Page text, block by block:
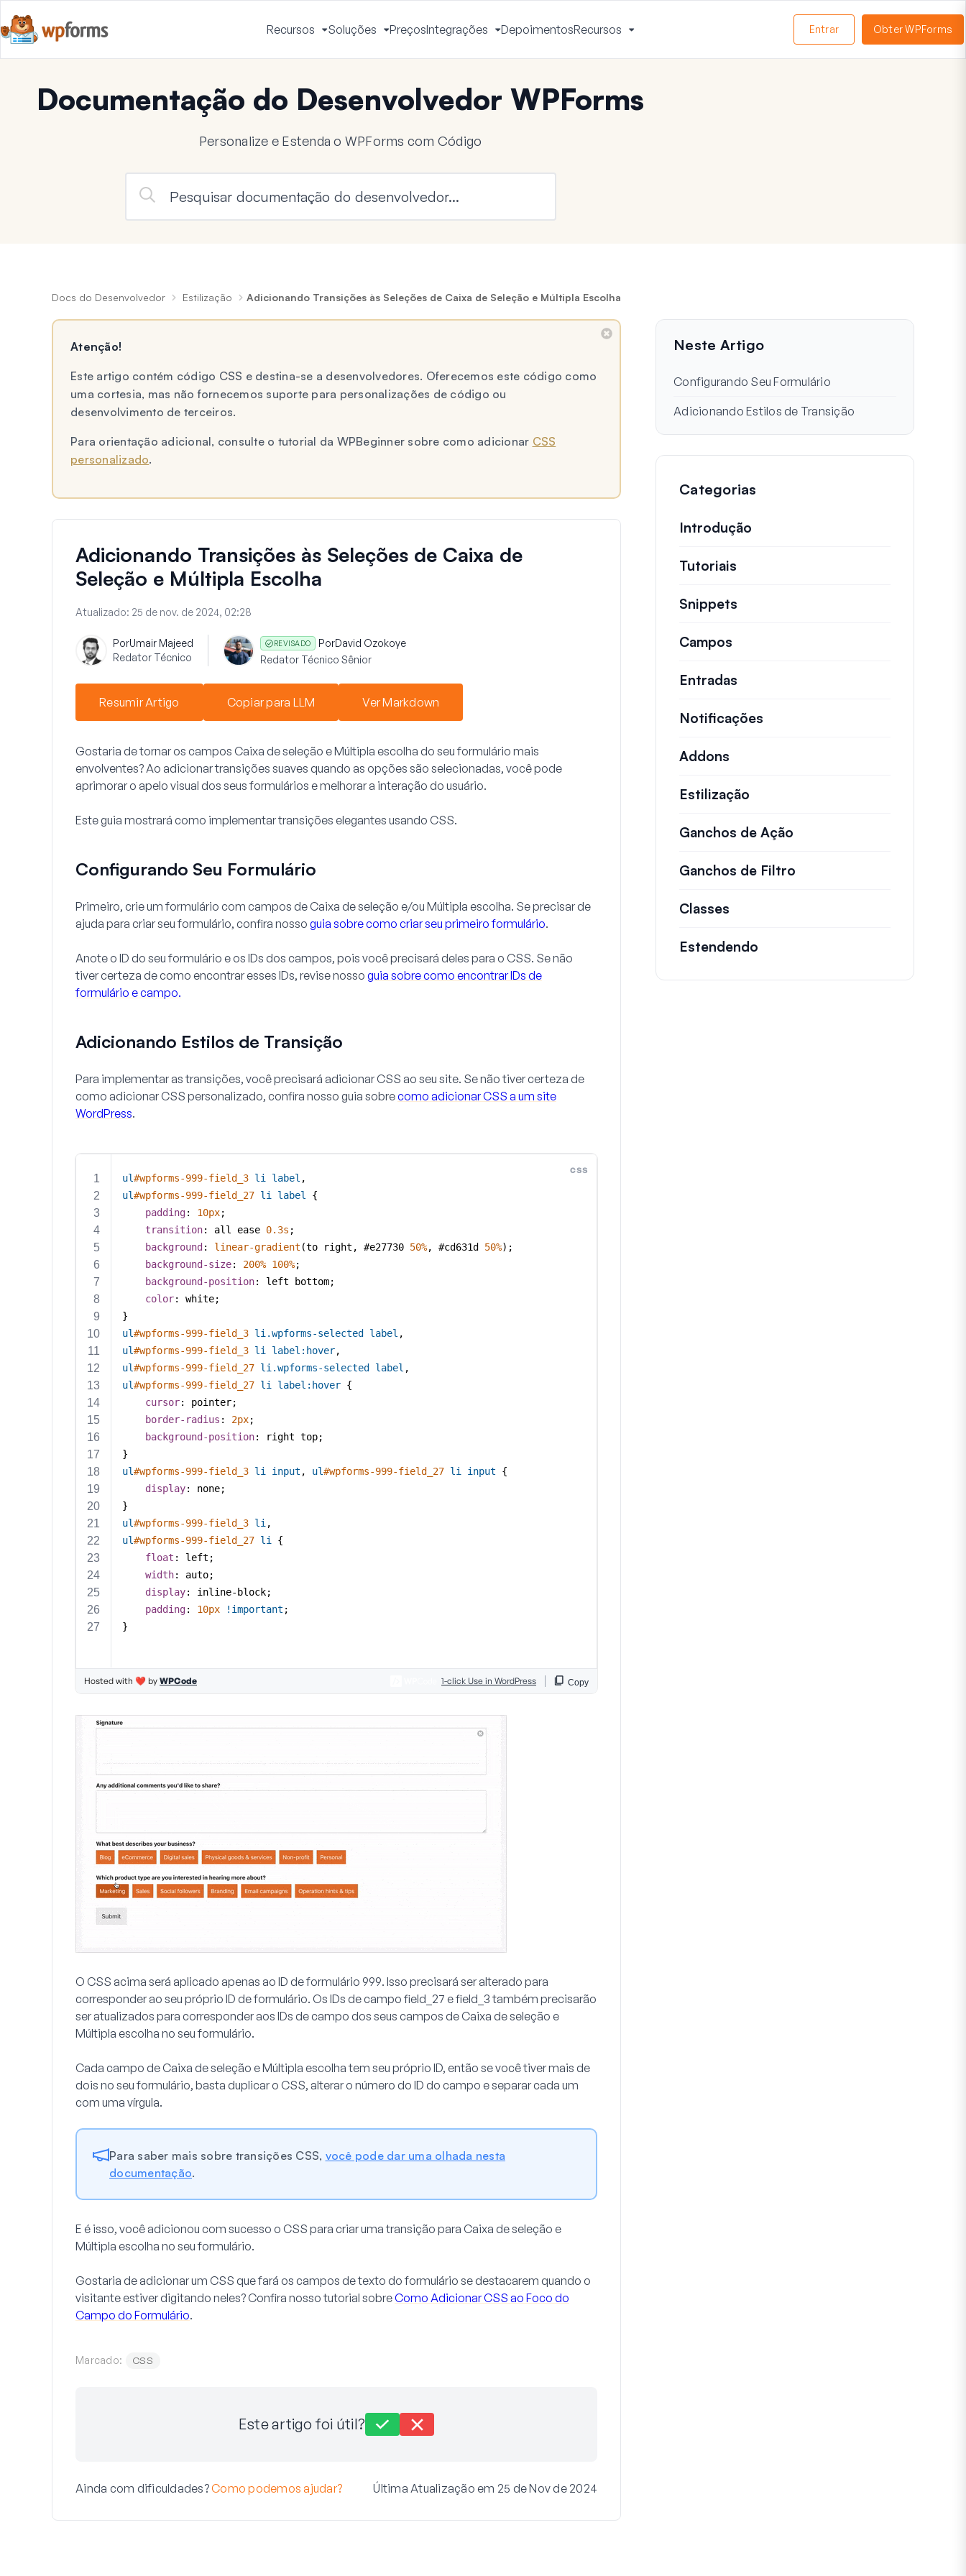
Recursos
Alternar
Menu
Soluções
Alternar
Menu
PreçosIntegrações
Alternar
Menu
DepoimentosRecursos
Menu
Entrar Obter WPForms
Documentação do Desenvolvedor WPForms
Personalize e Estenda o WPForms com Código
Docs do Desenvolvedor Estilização Adicionando Transições às Seleções de Caixa de Seleção e Múltipla Escolha
Atenção!
Este artigo contém código CSS e destina-se a desenvolvedores. Oferecemos este código como
uma cortesia, mas não fornecemos suporte para personalizações de código ou
desenvolvimento de terceiros.
Para orientação adicional, consulte o tutorial da WPBeginner sobre como adicionar CSS
personalizado.
Adicionando Transições às Seleções de Caixa de
Seleção e Múltipla Escolha
Atualizado: 25 de nov. de 2024, 02:28
PorUmair Majeed
Redator Técnico
REVISADO PorDavid Ozokoye
Redator Técnico Sênior
Resumir Artigo Copiar para LLM Ver Markdown
Gostaria de tornar os campos Caixa de seleção eMúltipla escolha do seu formulário mais
envolventes? Ao adicionar transições suaves quando as opções são selecionadas, você pode
aprimorar o apelo visual dos seus formulários e melhorar a interação do usuário.
Este guia mostrará como implementar transições elegantes usando CSS.
Configurando Seu Formulário
Primeiro, crie um formulário com campos de Caixa de seleção e/ou Múltipla escolha. Se precisar de
ajuda para criar seu formulário, confira nosso guia sobre como criar seu primeiro formulário.
Anote o ID do seu formulário e os IDs dos campos, pois você precisará deles para o CSS. Se não
tiver certeza de como encontrar esses IDs, revise nosso guia sobre como encontrar IDs de
formulário e campo.
Adicionando Estilos de Transição
Para implementar as transições, você precisará adicionar CSS ao seu site. Se não tiver certeza de
como adicionar CSS personalizado, confira nosso guia sobrecomo adicionar CSS a um site
WordPress.
O CSS acima será aplicado apenas ao ID de formulário 999. Isso precisará ser alterado para
corresponder ao seu próprio ID de formulário. Os IDs de campo field_27 efield_3também precisarão
ser atualizados para corresponder aos IDs de campo dos seus campos de Caixa de seleção e
Múltipla escolha no seu formulário.
Cada campo de Caixa de seleção eMúltipla escolhatem seu próprio ID, então se você tiver mais de
dois no seu formulário, basta duplicar o CSS, alterar o número do ID do campo e separar cada um
com uma vírgula.
Para saber mais sobre transições CSS, você pode dar uma olhada nesta
documentação.
E é isso, você adicionou com sucesso o CSS para criar uma transição para Caixa de seleção e
Múltipla escolha no seu formulário.
Gostaria de adicionar um CSS que fará os campos de texto do formulário se destacarem quando o
visitante estiver digitando neles? Confira nosso tutorial sobreComo Adicionar CSS ao Foco do
Campo do Formulário.
Marcado: CSS
Este artigo foi útil?
Ainda com dificuldades?Como podemos ajudar? Última Atualização em 25 de Nov de 2024
Neste Artigo
Configurando Seu Formulário
Adicionando Estilos de Transição
Categorias
Introdução
Tutoriais
Snippets
Campos
Entradas
Notificações
Addons
Estilização
Ganchos de Ação
Ganchos de Filtro
Classes
Estendendo